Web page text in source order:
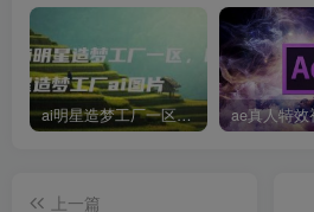
ai明星造梦工厂一区，明星造梦工厂ai图片
上一篇